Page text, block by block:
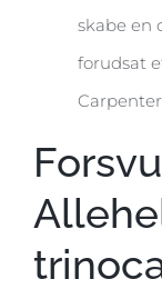
skabe en
forudsat